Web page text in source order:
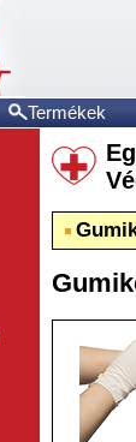
Termékek